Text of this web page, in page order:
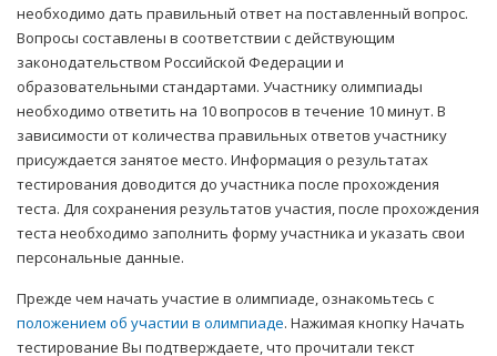
необходимо дать правильный ответ на поставленный вопрос.
Вопросы составлены в соответствии с действующим
законодательством Российской Федерации и
образовательными стандартами. Участнику олимпиады
необходимо ответить на 10 вопросов в течение 10 минут. В
зависимости от количества правильных ответов участнику
присуждается занятое место. Информация о результатах
тестирования доводится до участника после прохождения
теста. Для сохранения результатов участия, после прохождения
теста необходимо заполнить форму участника и указать свои
персональные данные.
Прежде чем начать участие в олимпиаде, ознакомьтесь с
положением об участии в олимпиаде. Нажимая кнопку Начать
тестирование Вы подтверждаете, что прочитали текст